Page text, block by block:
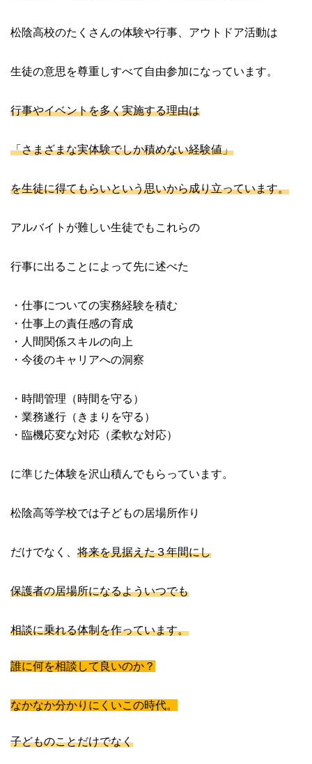
松陰高校のたくさんの体験や行事、アウトドア活動は
生徒の意思を尊重しすべて自由参加になっています。
行事やイベントを多く実施する理由は
「さまざまな実体験でしか積めない経験値」
を生徒に得てもらいという思いから成り立っています。
アルバイトが難しい生徒でもこれらの
行事に出ることによって先に述べた
・仕事についての実務経験を積む
・仕事上の責任感の育成
・人間関係スキルの向上
・今後のキャリアへの洞察
・時間管理（時間を守る）
・業務遂行（きまりを守る）
・臨機応変な対応（柔軟な対応）
に準じた体験を沢山積んでもらっています。
松陰高等学校では子どもの居場所作り
だけでなく、 将来を見据えた３年間にし
保護者の居場所になるよういつでも
相談に乗れる体制を作っています。
誰に何を相談して良いのか？
なかなか分かりにくいこの時代。
子どものことだけでなく